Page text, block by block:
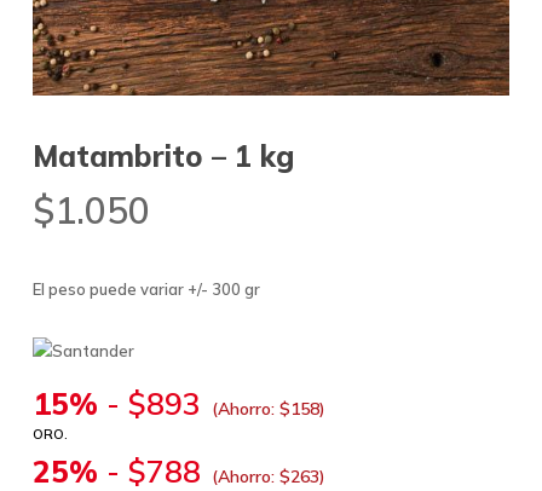
Matambrito – 1 kg
$1.050
El peso puede variar +/- 300 gr
15% - $893 (Ahorro: $158)
ORO.
25% - $788 (Ahorro: $263)